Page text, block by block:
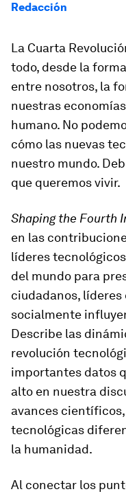
Redacción
La Cuarta
todo, desde la
entre nosotros, la
nuestras
humano. No
cómo las nuevas
nuestro mundo.
que queremos vivir.
Shaping the Fourth
en las
líderes
del mundo para
ciudadanos,
socialmente
Describe las
revolución
importantes datos
alto en nuestra
avances científicos,
tecnológicas
la humanidad.
Al conectar los